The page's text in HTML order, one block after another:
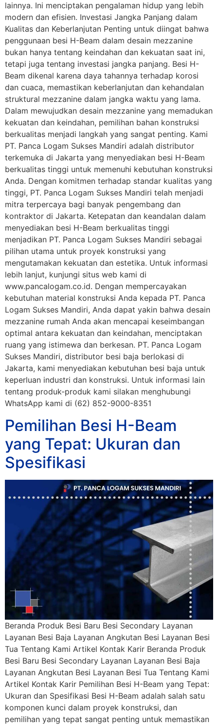
lainnya. Ini menciptakan pengalaman hidup yang lebih
modern dan efisien. Investasi Jangka Panjang dalam
Kualitas dan Keberlanjutan Penting untuk diingat bahwa
penggunaan besi H-Beam dalam desain mezzanine
bukan hanya tentang keindahan dan kekuatan saat ini,
tetapi juga tentang investasi jangka panjang. Besi H-
Beam dikenal karena daya tahannya terhadap korosi
dan cuaca, memastikan keberlanjutan dan kehandalan
struktural mezzanine dalam jangka waktu yang lama.
Dalam mewujudkan desain mezzanine yang memadukan
kekuatan dan keindahan, pemilihan bahan konstruksi
berkualitas menjadi langkah yang sangat penting. Kami
PT. Panca Logam Sukses Mandiri adalah distributor
terkemuka di Jakarta yang menyediakan besi H-Beam
berkualitas tinggi untuk memenuhi kebutuhan konstruksi
Anda. Dengan komitmen terhadap standar kualitas yang
tinggi, PT. Panca Logam Sukses Mandiri telah menjadi
mitra terpercaya bagi banyak pengembang dan
kontraktor di Jakarta. Ketepatan dan keandalan dalam
menyediakan besi H-Beam berkualitas tinggi
menjadikan PT. Panca Logam Sukses Mandiri sebagai
pilihan utama untuk proyek konstruksi yang
mengutamakan kekuatan dan estetika. Untuk informasi
lebih lanjut, kunjungi situs web kami di
www.pancalogam.co.id. Dengan mempercayakan
kebutuhan material konstruksi Anda kepada PT. Panca
Logam Sukses Mandiri, Anda dapat yakin bahwa desain
mezzanine rumah Anda akan mencapai keseimbangan
optimal antara kekuatan dan keindahan, menciptakan
ruang yang istimewa dan berkesan. PT. Panca Logam
Sukses Mandiri, distributor besi baja berlokasi di
Jakarta, kami menyediakan kebutuhan besi baja untuk
keperluan industri dan konstruksi. Untuk informasi lain
tentang produk-produk kami silakan menghubungi
WhatsApp kami di (62) 852-9000-8351
Pemilihan Besi H-Beam
yang Tepat: Ukuran dan
Spesifikasi
Beranda Produk Besi Baru Besi Secondary Layanan
Layanan Besi Baja Layanan Angkutan Besi Layanan Besi
Tua Tentang Kami Artikel Kontak Karir Beranda Produk
Besi Baru Besi Secondary Layanan Layanan Besi Baja
Layanan Angkutan Besi Layanan Besi Tua Tentang Kami
Artikel Kontak Karir Pemilihan Besi H-Beam yang Tepat:
Ukuran dan Spesifikasi Besi H-Beam adalah salah satu
komponen kunci dalam proyek konstruksi, dan
pemilihan yang tepat sangat penting untuk memastikan